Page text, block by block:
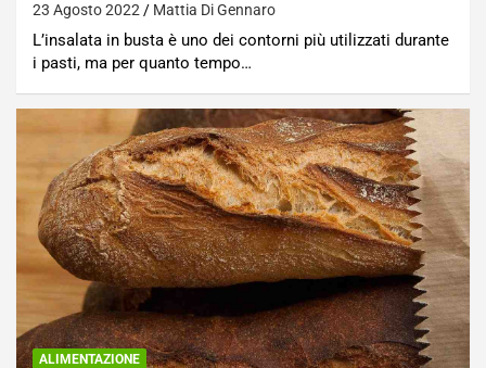
23 Agosto 2022 Mattia Di Gennaro
L’insalata in busta è uno dei contorni più utilizzati durante
i pasti, ma per quanto tempo…
ALIMENTAZIONE